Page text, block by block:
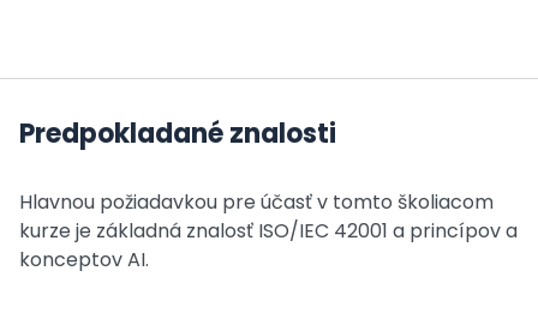
Predpokladané znalosti
Hlavnou požiadavkou pre účasť v tomto školiacom
kurze je základná znalosť ISO/IEC 42001 a princípov a
konceptov AI.